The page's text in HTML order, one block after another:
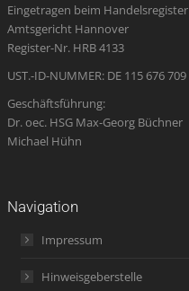
new
window
new
window
new
window
in
new
new
Eingetragen beim Handelsregister
Amtsgericht Hannover
Register-Nr. HRB 4133
UST.-ID-NUMMER: DE 115 676 709
Geschäftsführung:
Dr. oec. HSG Max-Georg Büchner
Michael Hühn
Navigation
Impressum
Hinweisgeberstelle